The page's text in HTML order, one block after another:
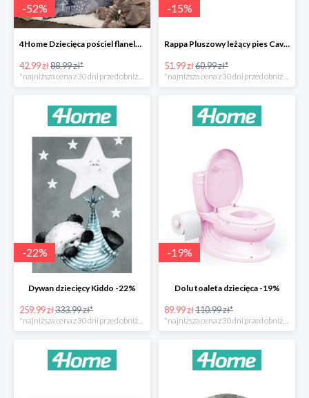
-52%
4Home Dziecięca pościel flanelowa do łóżeczka Nordic Bear -52%
42.99 zł88.99 zł*
-15%
Rappa Pluszowy leżący pies Cavalier King Charles Spaniel -15%
51.99 zł60.99 zł*
-22%
Dywan dziecięcy Kiddo -22%
259.99 zł333.99 zł*
*najniższa cena z 30 dni przed obniżką
-19%
Dolu toaleta dziecięca -19%
89.99 zł110.99 zł*
*najniższa cena z 30 dni przed obniżką